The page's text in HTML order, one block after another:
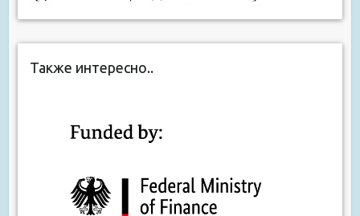
Также интересно..